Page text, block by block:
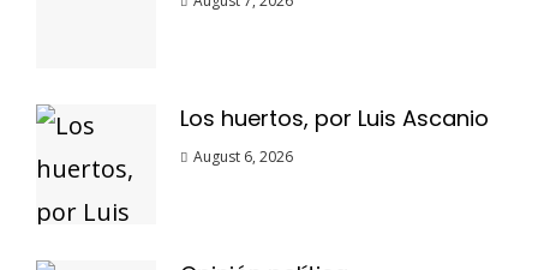
Los huertos, por Luis Ascanio
August 6, 2026